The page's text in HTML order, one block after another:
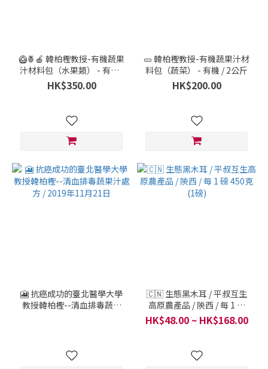
🥝🍍🍎 韓柏檉教授-有機蔬果
汁材料包（水果類） - 有機 /
2.8-3公斤
HK$350.00
🥒 韓柏檉教授-有機蔬果汁材
料包（蔬菜） - 有機 / 2公斤
HK$200.00
🎦 抗癌成功的臺北醫學大學
教授韓柏檉--清血排毒蔬果
🇨🇳 生態黑木耳 / 平叔互生
高原農產品 / 陝西 / 每 1 磅
450克 (1磅)
HK$48.00 ~ HK$168.00